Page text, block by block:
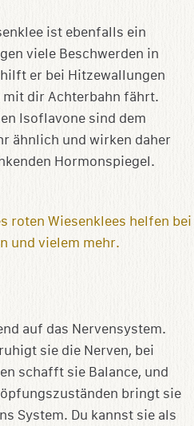
ist ebenfalls ein
viele Beschwerden in
er bei Hitzewallungen
mit dir Achterbahn fährt.
Isoflavone sind dem
ähnlich und wirken daher
Hormonspiegel.
auf das Nervensystem.
sie die Nerven, bei
schafft sie Balance, und
bringt sie
System. Du kannst sie als